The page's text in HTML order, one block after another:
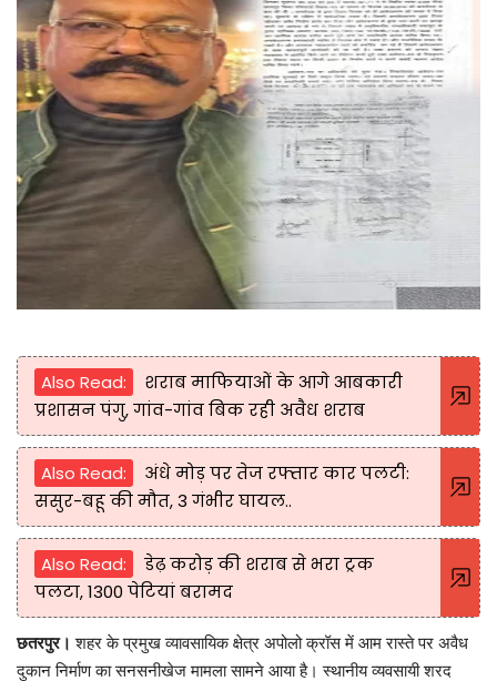
Also Read:
शराब माफियाओं के आगे आबकारी
प्रशासन पंगु, गांव-गांव बिक रही अवैध शराब
Also Read:
अंधे मोड़ पर तेज रफ्तार कार पलटी:
ससुर-बहू की मौत, 3 गंभीर घायल..
Also Read:
डेढ़ करोड़ की शराब से भरा ट्रक
पलटा, 1300 पेटियां बरामद
छतरपुर। शहर के प्रमुख व्यावसायिक क्षेत्र अपोलो क्रॉस में आम रास्ते पर अवैध
दुकान निर्माण का सनसनीखेज मामला सामने आया है। स्थानीय व्यवसायी शरद